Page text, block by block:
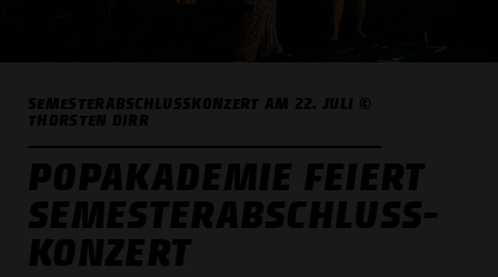
SEMESTERABSCHLUSSKONZERT AM 22. JULI ©
THORSTEN DIRR
POPAKADEMIE FEIERT
SEMESTERABSCHLUSS­
KONZERT